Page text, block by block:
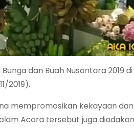
dan Buah Nusantara 2019 di
2019).
mempromosikan kekayaan dan
Acara tersebut juga diadakan